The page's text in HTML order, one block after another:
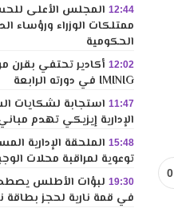
0
12:44 المجلس الأعلى
ممتلكات الوزراء ورؤساء
الحكومية
12:02 أكادير تحتفي بقرن
IMINIG في دورته الرابعة
11:47 استجابة لشكايات
الإدارية إيزيكي تهدم
15:48 الملحقة الإدارية
توعوية لمراقبة محلات
19:30 لبؤات الأطلس
في قمة نارية لحجز